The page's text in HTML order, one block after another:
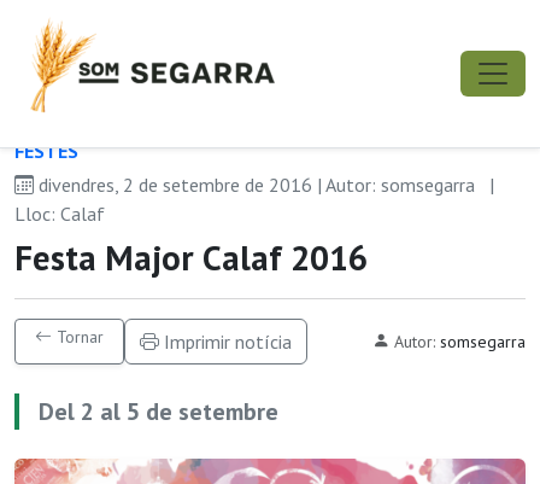
FESTES
divendres, 2 de setembre de 2016 | Autor: somsegarra
|
Lloc: Calaf
Festa Major Calaf 2016
Tornar Imprimir notícia Autor: somsegarra
Del 2 al 5 de setembre